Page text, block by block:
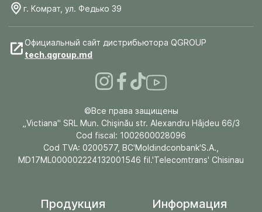
г. Комрат, ул. Федько 39
Официальный сайт дистрибьютора QGROUP
tech.qgroup.md
©Все права защищены
„Victiana" SRL Mun. Chişinău str. Alexandru Hâjdeu 66/3
Cod fiscal: 1002600028096
Cod TVA: 0200577, BC'Moldindconbank'S.A.,
MD17ML000002224132001546 fil.'Telecomtrans' Chisinau
Продукция Информация